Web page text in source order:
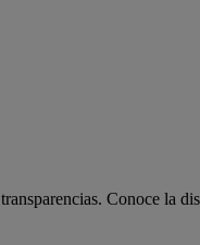
Conoce la